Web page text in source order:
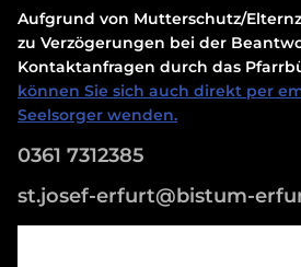
Aufgrund von Mutterschutz/
zu Verzögerungen bei der
Kontaktanfragen durch das
können Sie sich auch direkt per
Seelsorger wenden.
0361 7312385
st.josef-erfurt@bistum-